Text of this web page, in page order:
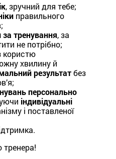
, зручний для тебе;
правильного
за тренування, за
не потрібно;
користю
хвилину й
результатбез
персонально
індивідуальні
і поставленої
тренера!